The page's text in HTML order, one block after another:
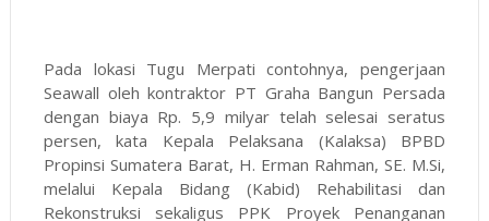
Pada lokasi Tugu Merpati contohnya, pengerjaan
Seawall oleh kontraktor PT Graha Bangun Persada
dengan biaya Rp. 5,9 milyar telah selesai seratus
persen, kata Kepala Pelaksana (Kalaksa) BPBD
Propinsi Sumatera Barat, H. Erman Rahman, SE. M.Si,
melalui Kepala Bidang (Kabid) Rehabilitasi dan
Rekonstruksi sekaligus PPK Proyek Penanganan